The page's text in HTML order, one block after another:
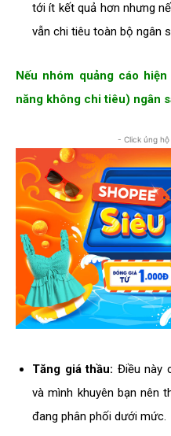
tới ít kết quả hơn nhưng
vẫn chi tiêu toàn bộ ngân
Nếu nhóm quảng cáo
năng không chi tiêu) ngân
- Click ủng
Tăng giá thầu: Điều này
và mình khuyên bạn nên
đang phân phối dưới mức.